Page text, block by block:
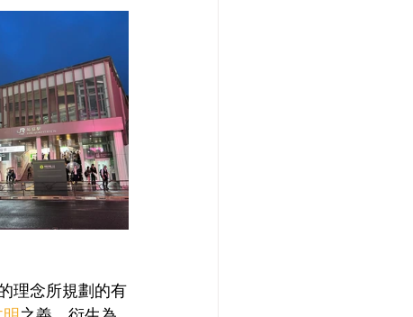
理念所規劃的有